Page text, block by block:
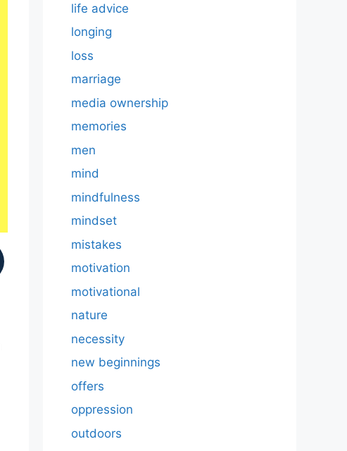
life advice
longing
loss
marriage
media ownership
memories
men
mind
mindfulness
mindset
mistakes
motivation
motivational
nature
necessity
new beginnings
offers
oppression
outdoors